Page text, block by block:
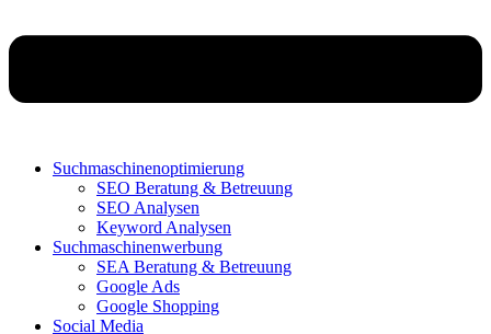
Suchmaschinenoptimierung
SEO Beratung & Betreuung
SEO Analysen
Keyword Analysen
Suchmaschinenwerbung
SEA Beratung & Betreuung
Google Ads
Google Shopping
Social Media